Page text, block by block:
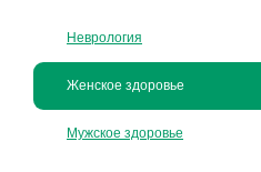
Неврология
Женское здоровье
Мужское здоровье